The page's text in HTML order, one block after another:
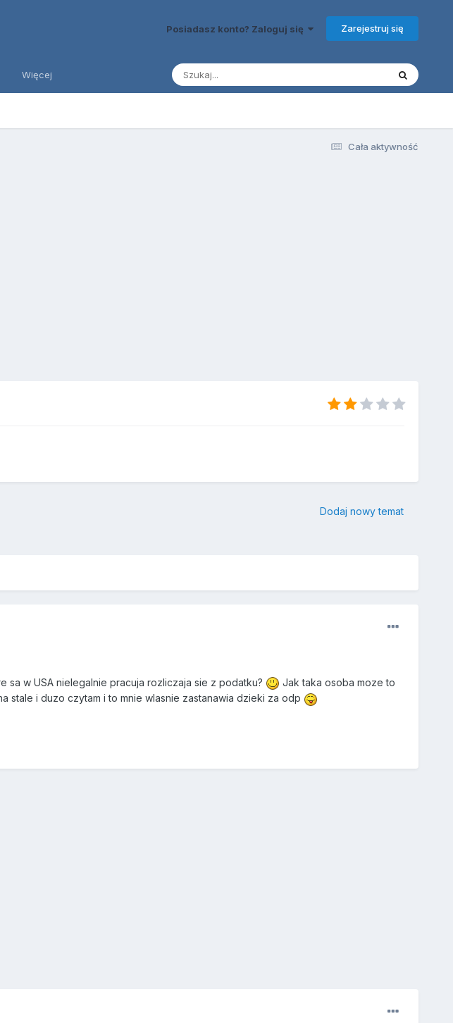
Posiadasz konto? Zaloguj się Zarejestruj się
Więcej
Cała aktywność
Dodaj nowy temat
w USA nielegalnie pracuja rozliczaja sie z podatku?
Jak taka osoba moze to
stale i duzo czytam i to mnie wlasnie zastanawia dzieki za odp